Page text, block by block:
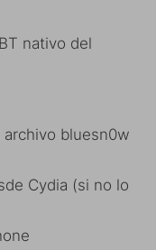
nativo del
bluesn0w
Cydia (si no lo